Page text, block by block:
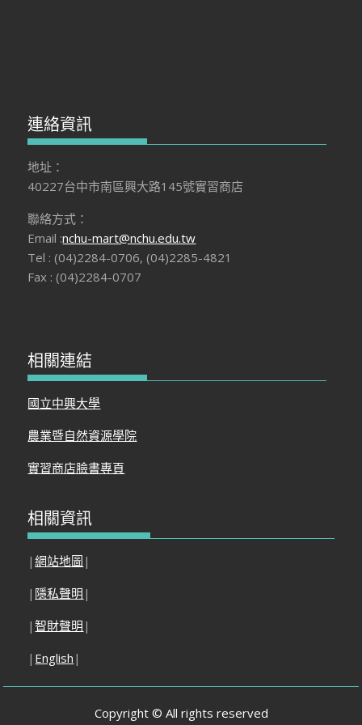
連絡資訊
地址：
40227台中市南區興大路145號實習商店
聯絡方式：
Email :nchu-mart@nchu.edu.tw
Tel : (04)2284-0706, (04)2285-4821
Fax : (04)2284-0707
相關連結
國立中興大學
農業暨自然資源學院
實習商店臉書專頁
相關資訊
|網站地圖 |
| 隱私聲明 |
|智財聲明 |
| English |
Copyright © All rights reserved